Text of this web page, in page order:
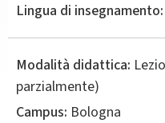
Lingua di insegnamento:
Modalità didattica:
parzialmente)
Campus: Bologna